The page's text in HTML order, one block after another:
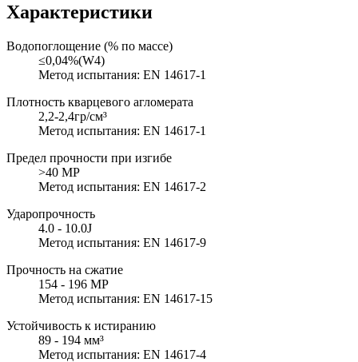
Характеристики
Водопоглощение (% по массе)
≤0,04%(W4)
Метод испытания: EN 14617-1
Плотность кварцевого агломерата
2,2-2,4гр/см³
Метод испытания: EN 14617-1
Предел прочности при изгибе
>40 MP
Метод испытания: EN 14617-2
Ударопрочность
4.0 - 10.0J
Метод испытания: EN 14617-9
Прочность на сжатие
154 - 196 MP
Метод испытания: EN 14617-15
Устойчивость к истиранию
89 - 194 мм³
Метод испытания: EN 14617-4